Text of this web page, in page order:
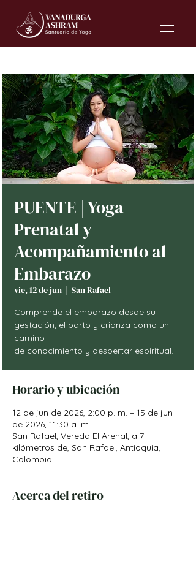
PUENTE | Yoga
Prenatal y
Acompañamiento al
Embarazo
vie, 12 de jun
  |
San Rafael
Comprende el embarazo desde su
gestación, el parto y crianza como un
camino
de conocimiento y despertar espiritual.
Horario y ubicación
12 de jun de 2026, 2:00 p. m. – 15 de jun
de 2026, 11:30 a. m.
San Rafael, Vereda El Arenal, a 7
kilómetros de, San Rafael, Antioquia,
Colombia
Acerca del retiro